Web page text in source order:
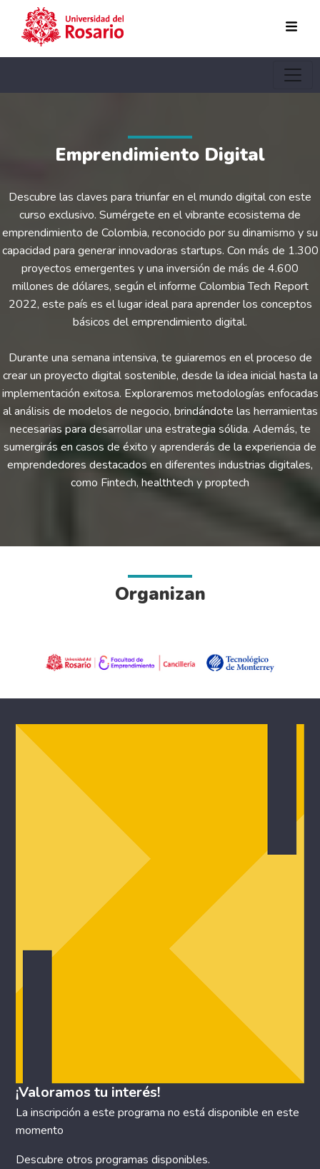
Emprendimiento Digital
Descubre las claves para triunfar en el mundo digital con este
curso exclusivo. Sumérgete en el vibrante ecosistema de
emprendimiento de Colombia, reconocido por su dinamismo y su
capacidad para generar innovadoras startups. Con más de 1.300
proyectos emergentes y una inversión de más de 4.600
millones de dólares, según el informe Colombia Tech Report
2022, este país es el lugar ideal para aprender los conceptos
básicos del emprendimiento digital.
Durante una semana intensiva, te guiaremos en el proceso de
crear un proyecto digital sostenible, desde la idea inicial hasta la
implementación exitosa. Exploraremos metodologías enfocadas
al análisis de modelos de negocio, brindándote las herramientas
necesarias para desarrollar una estrategia sólida. Además, te
sumergirás en casos de éxito y aprenderás de la experiencia de
emprendedores destacados en diferentes industrias digitales,
como Fintech, healthtech y proptech
Organizan
¡Valoramos tu interés!
La inscripción a este programa no está disponible en este
momento
Descubre otrosprogramas disponibles.